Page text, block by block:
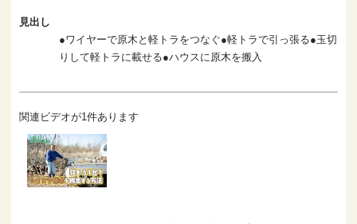
見出し
●ワイヤーで原木と軽トラをつなぐ●軽トラで引っ張る●玉切
りして軽トラに載せる●ハウスに原木を搬入
関連ビデオが1件あります